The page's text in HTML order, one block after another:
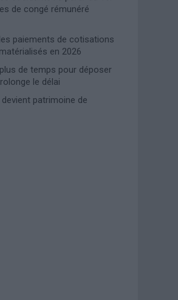
de congé rémunéré
paiements de cotisations
en 2026
de temps pour déposer
le délai
devient patrimoine de